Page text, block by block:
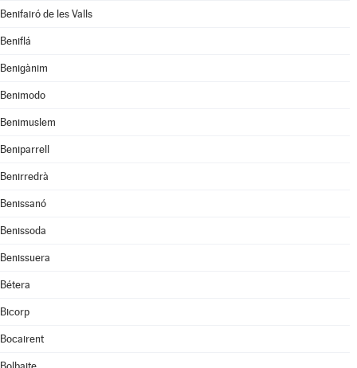
Benifairó de les Valls
Beniflá
Benigànim
Benimodo
Benimuslem
Beniparrell
Benirredrà
Benissanó
Benissoda
Benissuera
Bétera
Bicorp
Bocairent